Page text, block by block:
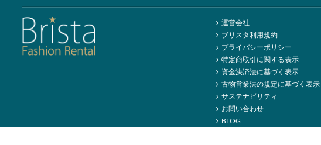
運営会社
ブリスタ利用規約
プライバシーポリシー
特定商取引に関する表示
資金決済法に基づく表示
古物営業法の規定に基づく表示
サステナビリティ
お問い合わせ
BLOG